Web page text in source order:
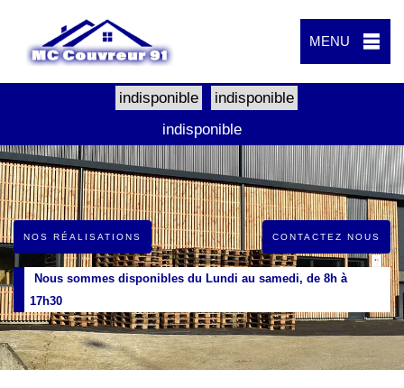
MENU
indisponible
indisponible
indisponible
NOS RÉALISATIONS CONTACTEZ NOUS
Nous sommes disponibles du Lundi au samedi, de 8h à
17h30